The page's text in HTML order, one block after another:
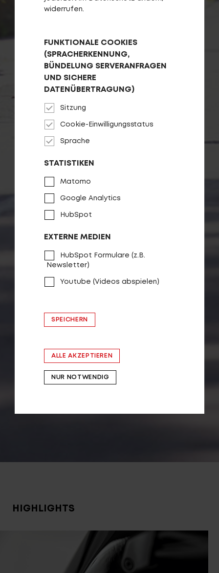
HIGHLIGHTS
widerrufen.
FUNKTIONALE COOKIES
(SPRACHERKENNUNG,
BÜNDELUNG SERVERANFRAGEN
UND SICHERE
DATENÜBERTRAGUNG)
Sitzung
Cookie-Einwilligungsstatus
Sprache
STATISTIKEN
Matomo
Google Analytics
HubSpot
EXTERNE MEDIEN
HubSpot Formulare (z.B.
Newsletter)
Youtube (Videos abspielen)
SPEICHERN
ALLE AKZEPTIEREN
NUR NOTWENDIG